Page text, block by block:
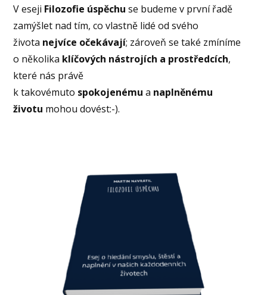
V eseji Filozofie úspěchu se budeme v první řadě
zamýšlet nad tím, co vlastně lidé od svého
života nejvíce očekávají; zároveň se také zmíníme
o několika klíčových nástrojích a prostředcích,
které nás právě
k takovémuto spokojenému a naplněnému
životu mohou dovést:-).